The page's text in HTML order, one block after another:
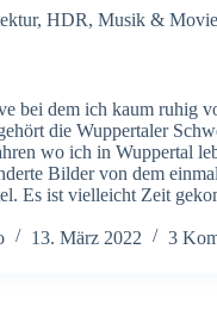
, HDR, Musik & Movie
bei dem ich kaum ruhig
die Wuppertaler
wo ich in Wuppertal
Bilder von dem
Es ist vielleicht Zeit
13. März 2022 3